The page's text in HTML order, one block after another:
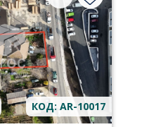
КОД: AR-10017